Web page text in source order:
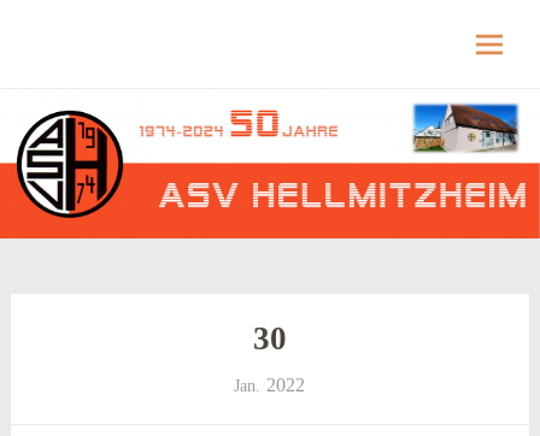
Hellmitzheim.de – fränkisches Dorf am Rande
to
content
30
Jan. 2022